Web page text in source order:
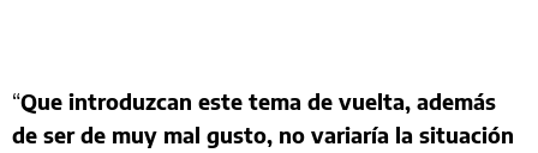
“Que introduzcan este tema de vuelta, además
de ser de muy mal gusto, no variaría la situación